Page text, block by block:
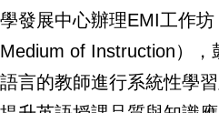
學發展中心辦理EMI工作
Medium of Instruction），
語言的教師進行系統性學